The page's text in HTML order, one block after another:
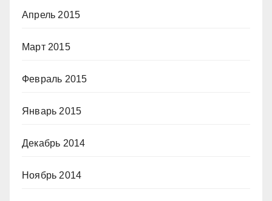
Апрель 2015
Март 2015
Февраль 2015
Январь 2015
Декабрь 2014
Ноябрь 2014